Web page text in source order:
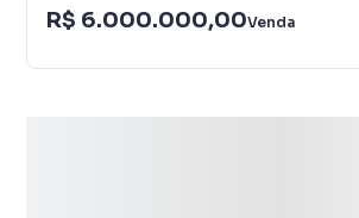
R$ 6.000.000,00Venda